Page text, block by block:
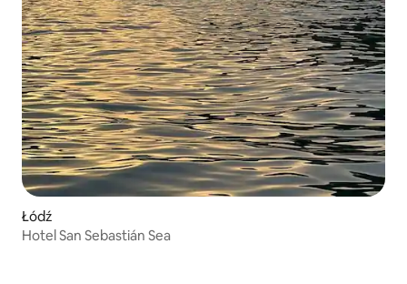
Łódź
Hotel San Sebastián Sea